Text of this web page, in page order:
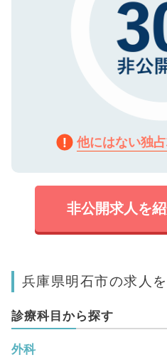
他にはない独
非公開求人を
兵庫県明石市の求人
診療科目から探す
外科